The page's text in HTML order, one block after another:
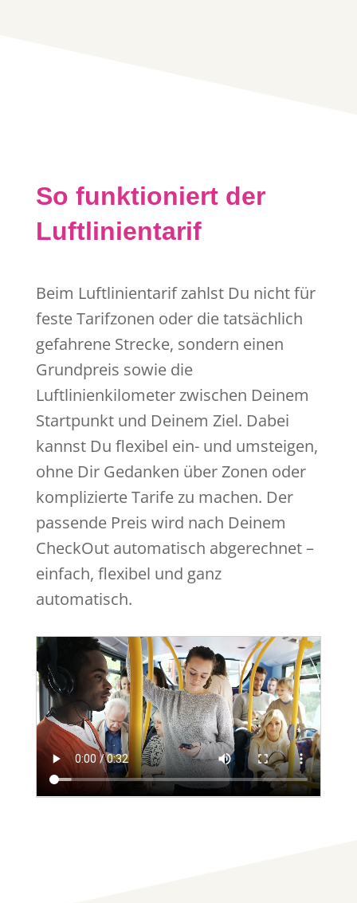
So funktioniert der
Luftlinientarif
Beim Luftlinientarif zahlst Du nicht für
feste Tarifzonen oder die tatsächlich
gefahrene Strecke, sondern einen
Grundpreis sowie die
Luftlinienkilometer zwischen Deinem
Startpunkt und Deinem Ziel. Dabei
kannst Du flexibel ein- und umsteigen,
ohne Dir Gedanken über Zonen oder
komplizierte Tarife zu machen. Der
passende Preis wird nach Deinem
CheckOut automatisch abgerechnet –
einfach, flexibel und ganz
automatisch.